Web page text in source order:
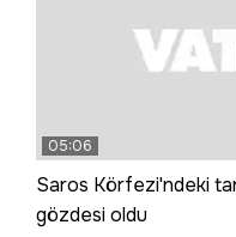
05:06
Saros Körfezi'ndeki
gözdesi oldu